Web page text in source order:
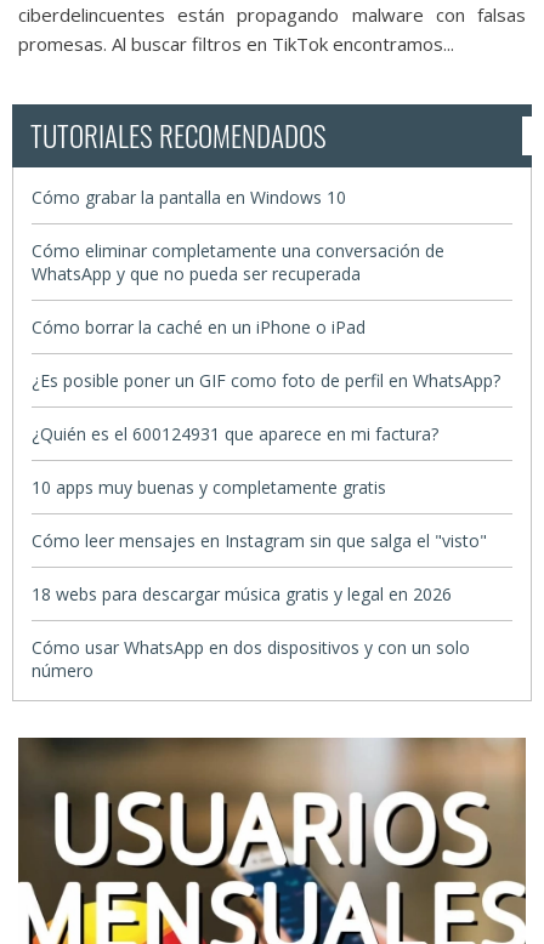
ciberdelincuentes están propagando malware con falsas
promesas. Al buscar filtros en TikTok encontramos...
TUTORIALES RECOMENDADOS
Cómo grabar la pantalla en Windows 10
Cómo eliminar completamente una conversación de
WhatsApp y que no pueda ser recuperada
Cómo borrar la caché en un iPhone o iPad
¿Es posible poner un GIF como foto de perfil en WhatsApp?
¿Quién es el 600124931 que aparece en mi factura?
10 apps muy buenas y completamente gratis
Cómo leer mensajes en Instagram sin que salga el "visto"
18 webs para descargar música gratis y legal en 2026
Cómo usar WhatsApp en dos dispositivos y con un solo
número